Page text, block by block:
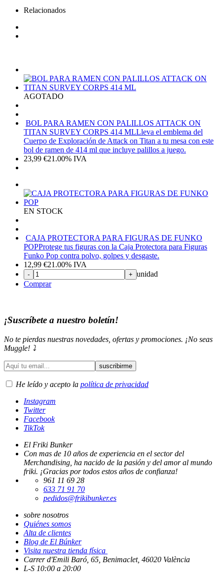
Relacionados
AGOTADO
BOL PARA RAMEN CON PALILLOS ATTACK ON
TITAN SURVEY CORPS 414 MLLleva el emblema del
Cuerpo de Exploración de Attack on Titan a tu mesa con este
bol de ramen de 414 ml que incluye palillos a juego.
23,99 €21.00% IVA
EN STOCK
CAJA PROTECTORA PARA FIGURAS DE FUNKO
POPProtege tus figuras con la Caja Protectora para Figuras
Funko Pop contra polvo, golpes y desgaste.
12,99 €21.00% IVA
- + unidad
Comprar
¡Suscríbete a nuestro boletín!
No te pierdas nuestras novedades, ofertas y promociones. ¡No seas
Muggle! ⤵️
He leído y acepto la política de privacidad
Instagram
Twitter
Facebook
TikTok
El Friki Bunker
Con mas de 10 años de experiencia en el sector del
Merchandising, ha nacido de la pasión y del amor al mundo
friki. ¡Gracias por todos estos años de confianza!
961 11 69 28
633 71 91 70
pedidos@frikibunker.es
sobre nosotros
Quiénes somos
Alta de clientes
Blog de El Búnker
Visita nuestra tienda física
Carrer d'Emili Baró, 65, Benimaclet, 46020 València
L-S 10:00 a 20:00